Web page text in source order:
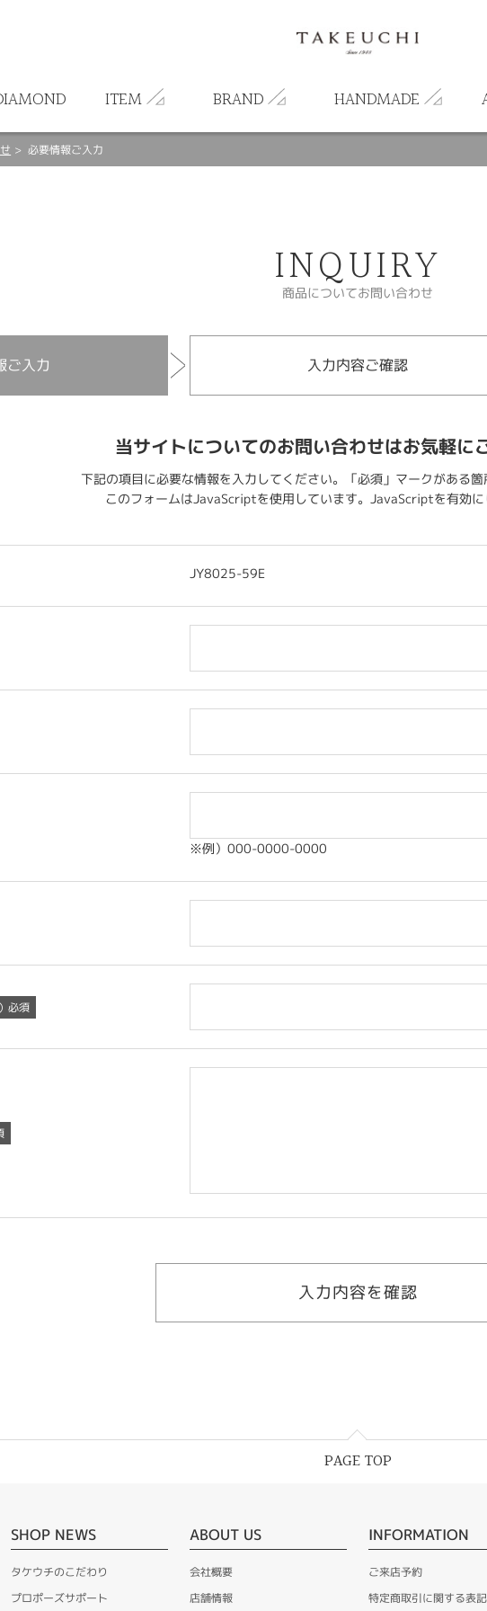
ITEM BRAND HANDMADE
必要情報ご入力
INQUIRY
商品についてお問い合わせ
ご入力 入力内容ご確認
当サイトについてのお問い合わせはお気軽に
下記の項目に必要な情報を入力してください。「必須」マークがある箇
このフォームはJavaScriptを使用しています。JavaScriptを有効に
JY8025-59E
※例）000-0000-0000
PAGE TOP
SHOP NEWS
タケウチのこだわり
プロポーズサポート
ABOUT US
会社概要
店舗情報
INFORMATION
ご来店予約
特定商取引に関する表記